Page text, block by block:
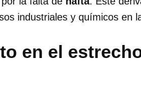
industriales y químicos en
en el